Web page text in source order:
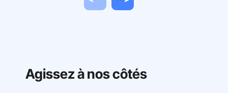
Actualité précédente
Actualité suivante
Agissez à nos côtés